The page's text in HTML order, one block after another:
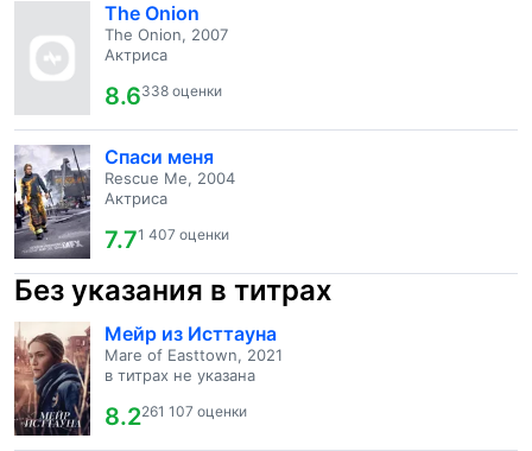
The Onion
The Onion, 2007
Актриса
8.6338 оценки
Спаси меня
Rescue Me, 2004
Актриса
7.71 407 оценки
Без указания в титрах
Мейр из Исттауна
Mare of Easttown, 2021
в титрах не указана
8.2261 107 оценки